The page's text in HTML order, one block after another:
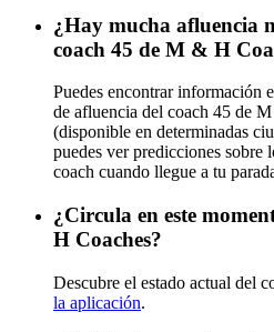
¿Hay mucha afluencia
coach 45 de M & H
Puedes encontrar información
de afluencia del coach 45 de
(disponible en determinadas
puedes ver predicciones sobre
coach cuando llegue a tu
¿Circula en este
H Coaches?
Descubre el estado actual del
la aplicación.